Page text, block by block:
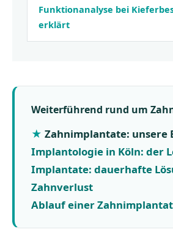
Funktionanalyse bei
erklärt
Weiterführend rund um
Zahnimplantate: unsere
Implantologie in Köln: der
Implantate: dauerhafte
Zahnverlust
Ablauf einer